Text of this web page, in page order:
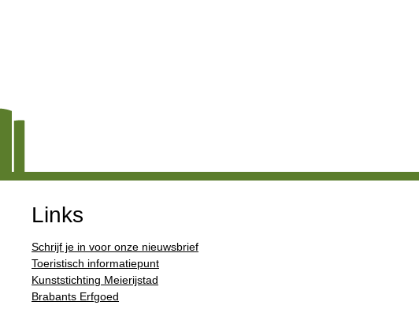
Links
Schrijf je in voor onze nieuwsbrief
Toeristisch informatiepunt
Kunststichting Meierijstad
Brabants Erfgoed